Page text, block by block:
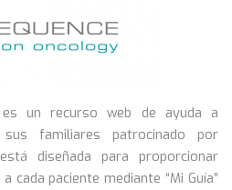
es un recurso web de ayuda a
familiares patrocinado por
diseñada para proporcionar
cada paciente mediante “Mi Guía”